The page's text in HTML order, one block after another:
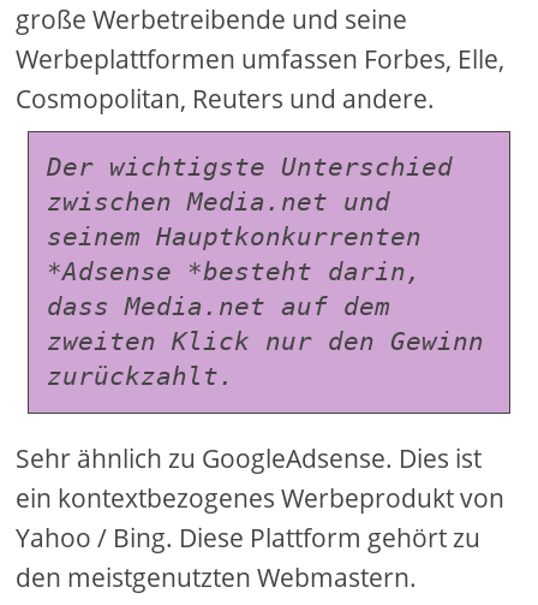
große Werbetreibende und seine
Werbeplattformen umfassen Forbes, Elle,
Cosmopolitan, Reuters und andere.
Der wichtigste Unterschied
zwischen Media.net und
seinem Hauptkonkurrenten
*Adsense *besteht darin,
dass Media.net auf dem
zweiten Klick nur den Gewinn
zurückzahlt.
Sehr ähnlich zu GoogleAdsense. Dies ist
ein kontextbezogenes Werbeprodukt von
Yahoo / Bing. Diese Plattform gehört zu
den meistgenutzten Webmastern.